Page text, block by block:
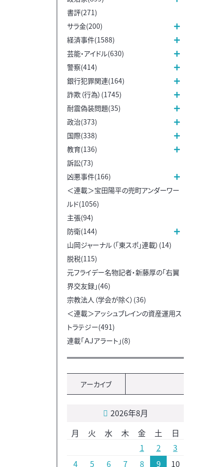
書評(271)
サラ金(200)
経済事件(1588)
芸能・アイドル(630)
警察(414)
銀行犯罪関連(164)
詐欺（行為）(1745)
耐震偽装問題(35)
政治(373)
国際(338)
教育(136)
訴訟(73)
凶悪事件(166)
＜連載＞宝田陽平の兜町アンダーワー
ルド(1056)
主張(94)
防衛(144)
山岡ジャーナル（「東スポ」連載）(14)
脱税(115)
元フライデー名物記者・新藤厚の「右翼
界交友録」(46)
宗教法人（学会が除く）(36)
＜連載＞アッシュブレインの資産運用ス
トラテジー(491)
連載「ＡＪアラート」(8)
アーカイブ
2026年8月
月
火 水 木 金 土
日
1
2
3
4
5 6 7 8 9 10